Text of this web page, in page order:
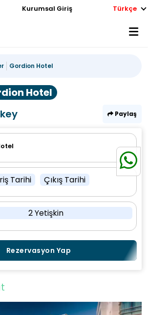
Kurumsal Giriş Türkçe
Gordion Hotel
Hotel
Paylaş
Tarihi Çıkış Tarihi
2 Yetişkin
Rezervasyon Yap